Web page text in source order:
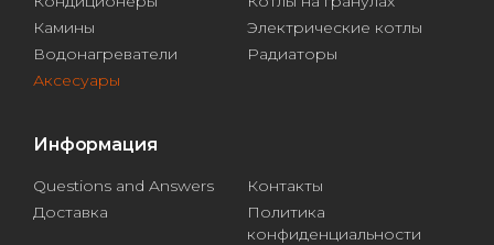
Камины
Электрические котлы
Водонагреватели
Радиаторы
Аксесуары
Информация
Questions and Answers
Контакты
Доставка
Политика
конфиденциальности